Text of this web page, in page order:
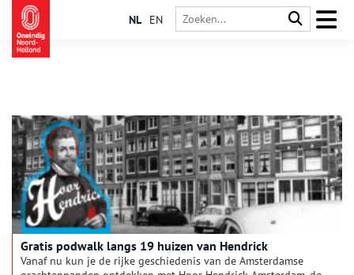
NL EN
Gratis podwalk langs 19 huizen van Hendrick
Vanaf nu kun je de rijke geschiedenis van de Amsterdamse